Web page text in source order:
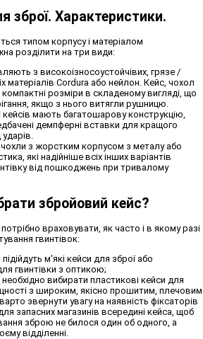
зброї. Характеристики.
типом корпусу і матеріалом
розділити на три види:
з високоізносоустойчівих, грязе /
матеріалів Cordura або нейлон. Кейс, чохол
компактні розміри в складеному вигляді, що
якщо з нього витягли рушницю.
кейсів мають багатошарову конструкцію,
демпферні вставки для кращого
ударів.
з жорстким корпусом з металу або
які надійніше всіх інших варіантів
від пошкоджень при тривалому
збройовий кейс?
враховувати, як часто і в якому разі
гвинтівок:
м'які кейси для зброї або
гвинтівки з оптикою;
вибирати пластикові кейси для
з широким, якісно прошитим, плечовим
звернути увагу на наявність фіксаторів
запасних магазинів всередині кейса, щоб
зброю не билося один об одного, а
відділенні.